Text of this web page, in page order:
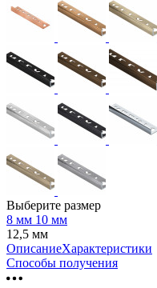
Выберите размер
8 мм 10 мм
12,5 мм
ОписаниеХарактеристики
Способы получения